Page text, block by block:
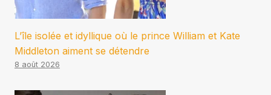
L’île isolée et idyllique où le prince William et Kate
Middleton aiment se détendre
8 août 2026